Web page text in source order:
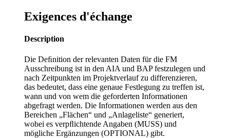
Exigences d'échange
Description
Die Deﬁnition der relevanten Daten für die FM
Ausschreibung ist in den AIA und BAP festzulegen und
nach Zeitpunkten im Projektverlauf zu differenzieren,
das bedeutet, dass eine genaue Festlegung zu treffen ist,
wann und von wem die geforderten Informationen
abgefragt werden. Die Informationen werden aus den
Bereichen „Flächen“ und „Anlageliste“ generiert,
wobei es verpﬂichtende Angaben (MUSS) und
mögliche Ergänzungen (OPTIONAL) gibt.